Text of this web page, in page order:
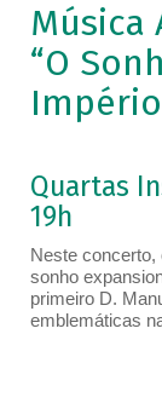
Música
“O
Quartas
19h
Neste
sonho
primeiro D.
emblemáticas